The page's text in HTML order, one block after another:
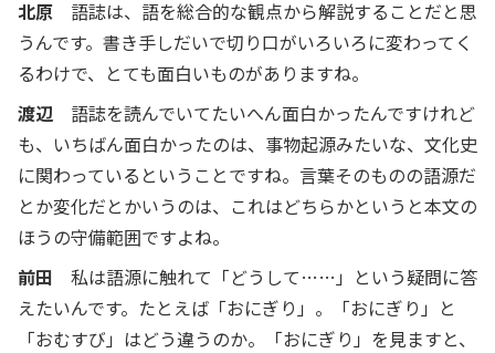
北原 語誌は、語を総合的な観点から解説することだと思
うんです。書き手しだいで切り口がいろいろに変わってく
るわけで、とても面白いものがありますね。
渡辺 語誌を読んでいてたいへん面白かったんですけれど
も、いちばん面白かったのは、事物起源みたいな、文化史
に関わっているということですね。言葉そのものの語源だ
とか変化だとかいうのは、これはどちらかというと本文の
ほうの守備範囲ですよね。
前田 私は語源に触れて「どうして……」という疑問に答
えたいんです。たとえば「おにぎり」。「おにぎり」と
「おむすび」はどう違うのか。「おにぎり」を見ますと、